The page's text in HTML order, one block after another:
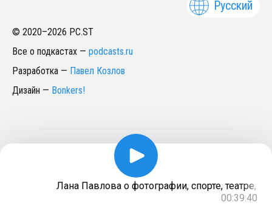
Русский
© 2020–2026 PC.ST
Все о подкастах — podcasts.ru
Разработка — Павел Козлов
Дизайн — Bonkers!
Лана Павлова о фотографии, спорте, театре,
00:39:40